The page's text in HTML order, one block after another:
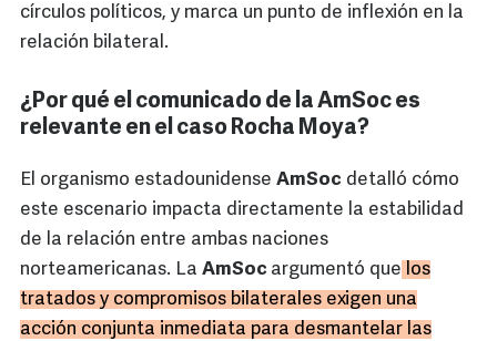
círculos políticos, y marca un punto de inflexión en la
relación bilateral.
¿Por qué el comunicado de la AmSoc es
relevante en el caso Rocha Moya?
El organismo estadounidense AmSoc detalló cómo
este escenario impacta directamente la estabilidad
de la relación entre ambas naciones
norteamericanas. La AmSoc argumentó que los
tratados y compromisos bilaterales exigen una
acción conjunta inmediata para desmantelar las